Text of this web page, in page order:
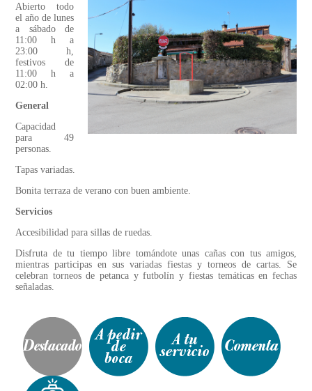
Abierto todo
el año de lunes
a sábado de
11:00 h a
23:00 h,
festivos de
11:00 h a
02:00 h.
General
Capacidad
para 49
personas.
Tapas variadas.
Bonita terraza de verano con buen ambiente.
Servicios
Accesibilidad para sillas de ruedas.
Disfruta de tu tiempo libre tomándote unas cañas con tus amigos,
mientras participas en sus variadas fiestas y torneos de cartas. Se
celebran torneos de petanca y futbolín y fiestas temáticas en fechas
señaladas.